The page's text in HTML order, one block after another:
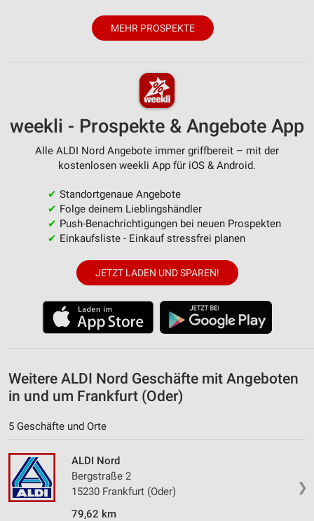
MEHR PROSPEKTE
weekli - Prospekte & Angebote App
Alle ALDI Nord Angebote immer griffbereit – mit der
kostenlosen weekli App für iOS & Android.
✔ Standortgenaue Angebote
✔ Folge deinem Lieblingshändler
✔ Push-Benachrichtigungen bei neuen Prospekten
✔ Einkaufsliste - Einkauf stressfrei planen
JETZT LADEN UND SPAREN!
Weitere ALDI Nord Geschäfte mit Angeboten
in und um Frankfurt (Oder)
5 Geschäfte und Orte
❯
ALDI Nord
Bergstraße 2
15230 Frankfurt (Oder)
79,62 km